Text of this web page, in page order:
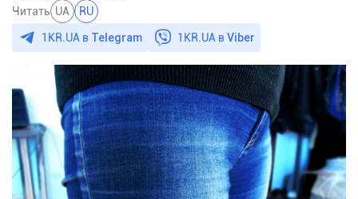
Читать UA RU
1KR.UA в Telegram 1KR.UA вViber